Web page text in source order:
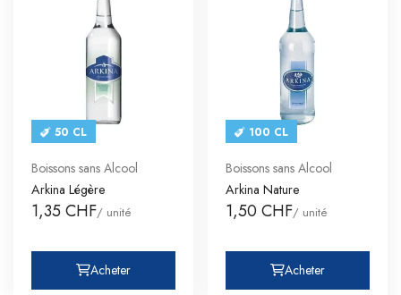
50 CL
Boissons sans Alcool
Arkina Légère
1,35 CHF/ unité
Acheter
100 CL
Boissons sans Alcool
Arkina Nature
1,50 CHF/ unité
Acheter